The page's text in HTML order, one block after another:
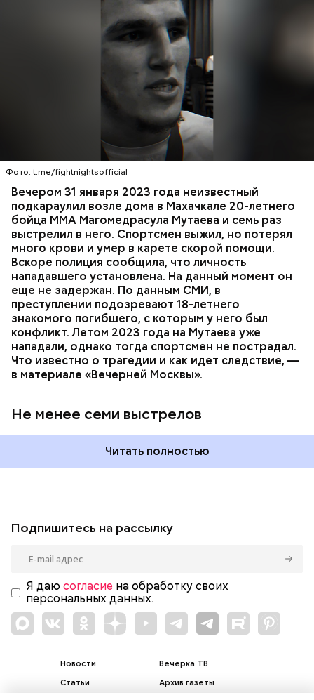
Фото: t.me/fightnightsofficial
Вечером 31 января 2023 года неизвестный
подкараулил возле дома в Махачкале 20-летнего
бойца ММА Магомедрасула Мутаева и семь раз
выстрелил в него. Спортсмен выжил, но потерял
много крови и умер в карете скорой помощи.
Вскоре полиция сообщила, что личность
нападавшего установлена. На данный момент он
еще не задержан. По данным СМИ, в
преступлении подозревают 18-летнего
знакомого погибшего, с которым у него был
конфликт. Летом 2023 года на Мутаева уже
нападали, однако тогда спортсмен не пострадал.
Что известно о трагедии и как идет следствие, —
в материале «Вечерней Москвы».
Не менее семи выстрелов
Вечером 31 января Мутаев возвращался домой с
тренировки. Во дворе жилого дома на улице
Гапцахской в Махачкале на бойца напал
неизвестный. Он выскочил из подъезда, выстрелил
Очевидцы трагедии вызвали полицию и скорую
помощь, однако врачи оказались бессильны —
пострадавший умер по пути в больницу.
Читать полностью
СПОРТ СЛЕДСТВЕННЫЙ КОМИТЕТ
ММА
РЕСПУБЛИКА ДАГЕСТАН
СМЕРТЬ
Подпишитесь на рассылку
Я даю согласие на обработку своих
персональных данных.
Новости
Статьи
Вечерка ТВ
Архив газеты